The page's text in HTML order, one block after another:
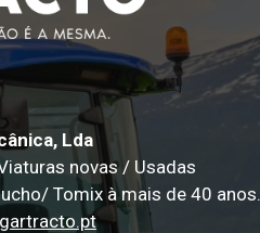
Lda
novas / Usadas
Tomix à mais de 40 anos.